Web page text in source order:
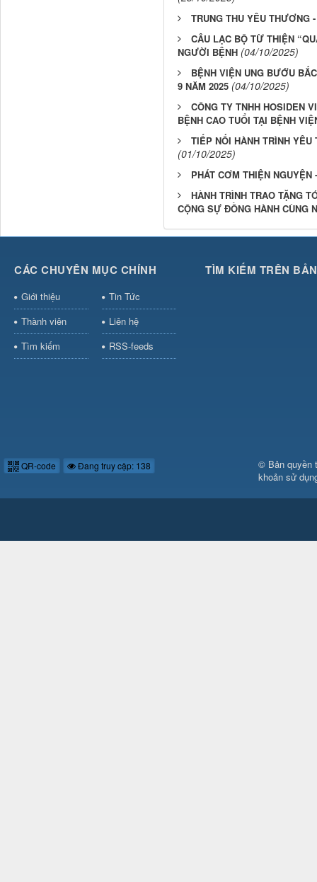
TRUNG THU YÊU THƯƠNG
CÂU LẠC BỘ TỪ THIỆN
NGƯỜI BỆNH (04/10/2025)
BỆNH VIỆN UNG BƯỚU
9 NĂM 2025 (04/10/2025)
CÔNG TY TNHH HOSIDEN
BỆNH CAO TUỔI TẠI BỆNH
TIẾP NỐI HÀNH TRÌNH
(01/10/2025)
PHÁT CƠM THIỆN
HÀNH TRÌNH TRAO TẶNG
CỘNG SỰ ĐỒNG HÀNH CÙNG
CÁC CHUYÊN MỤC CHÍNH
Giới thiệu
Tin Tức
Thành viên
Liên hệ
Tìm kiếm
RSS-feeds
TÌM KIẾM TRÊN
QR-code Đang truy cập: 138
© Bản quyền
khoản sử